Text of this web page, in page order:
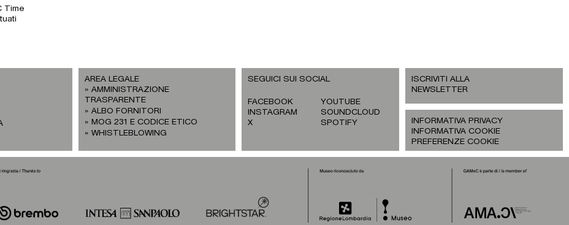
Time
AREA LEGALE
AMMINISTRAZIONE
TRASPARENTE
ALBO FORNITORI
MOG 231 E CODICE ETICO
WHISTLEBLOWING
SEGUICI SUI SOCIAL
FACEBOOK
INSTAGRAM
X
YOUTUBE
SOUNDCLOUD
SPOTIFY
ISCRIVITI ALLA
NEWSLETTER
INFORMATIVA PRIVACY
INFORMATIVA COOKIE
PREFERENZE COOKIE